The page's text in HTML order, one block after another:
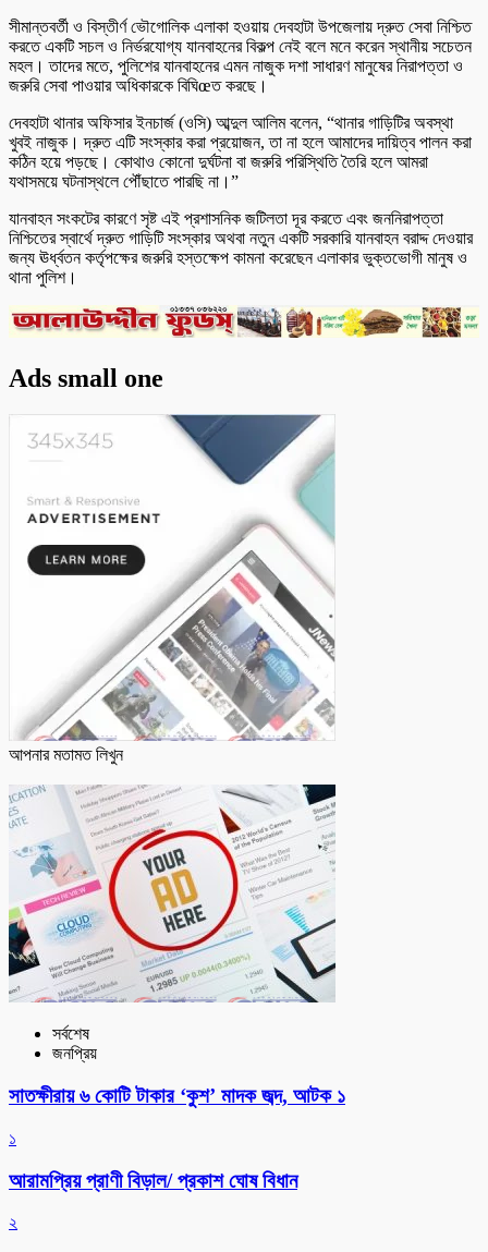
সীমান্তবর্তী ও বিস্তীর্ণ ভৌগোলিক এলাকা হওয়ায় দেবহাটা উপজেলায় দ্রুত সেবা নিশ্চিত
করতে একটি সচল ও নির্ভরযোগ্য যানবাহনের বিকল্প নেই বলে মনে করেন স্থানীয় সচেতন
মহল। তাদের মতে, পুলিশের যানবাহনের এমন নাজুক দশা সাধারণ মানুষের নিরাপত্তা ও
জরুরি সেবা পাওয়ার অধিকারকে বিঘিœত করছে।
দেবহাটা থানার অফিসার ইনচার্জ (ওসি) আব্দুল আলিম বলেন, “থানার গাড়িটির অবস্থা
খুবই নাজুক। দ্রুত এটি সংস্কার করা প্রয়োজন, তা না হলে আমাদের দায়িত্ব পালন করা
কঠিন হয়ে পড়ছে। কোথাও কোনো দুর্ঘটনা বা জরুরি পরিস্থিতি তৈরি হলে আমরা
যথাসময়ে ঘটনাস্থলে পৌঁছাতে পারছি না।”
যানবাহন সংকটের কারণে সৃষ্ট এই প্রশাসনিক জটিলতা দূর করতে এবং জননিরাপত্তা
নিশ্চিতের স্বার্থে দ্রুত গাড়িটি সংস্কার অথবা নতুন একটি সরকারি যানবাহন বরাদ্দ দেওয়ার
জন্য ঊর্ধ্বতন কর্তৃপক্ষের জরুরি হস্তক্ষেপ কামনা করেছেন এলাকার ভুক্তভোগী মানুষ ও
থানা পুলিশ।
Ads small one
আপনার মতামত লিখুন
সর্বশেষ
জনপ্রিয়
সাতক্ষীরায় ৬ কোটি টাকার ‘কুশ’ মাদক জব্দ, আটক ১
১
আরামপ্রিয় প্রাণী বিড়াল/ প্রকাশ ঘোষ বিধান
২